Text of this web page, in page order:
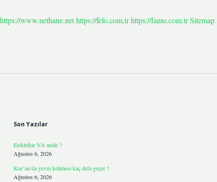
https://www.nethane.nethttps://fefo.com.trhttps://famo.com.trSitemap
Son Yazılar
Elektrikte VA nedir ?
Ağustos 6, 2026
Kur’an’da yevm kelimesi kaç defa geçer ?
Ağustos 6, 2026